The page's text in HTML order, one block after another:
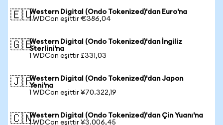
🇪🇺Western Digital (Ondo Tokenized)'dan Euro'na
1 WDCon eşittir €386,04
🇬🇧Western Digital (Ondo Tokenized)'dan İngiliz
Sterlini'na
1 WDCon eşittir £331,03
🇯🇵Western Digital (Ondo Tokenized)'dan Japon
Yeni'na
1 WDCon eşittir ¥70.322,19
🇨🇳Western Digital (Ondo Tokenized)'dan Çin Yuanı'na
1 WDCon eşittir ¥3.006,45